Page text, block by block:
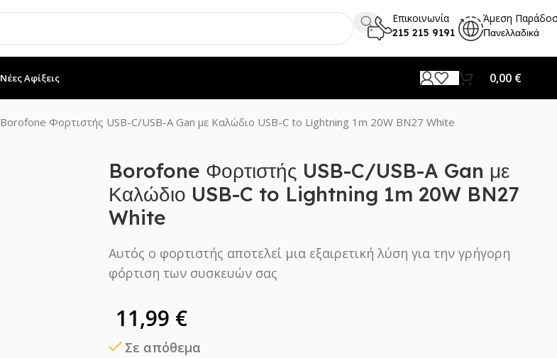
Επικοινωνία
215 215 9191
Άμεση
Πανελλαδικά
Νέες Αφίξεις 0,00 €
Borofone Φορτιστής USB-C/USB-A Gan με Καλώδιο USB-C to Lightning 1m 20W BN27 White
Borofone Φορτιστής USB-C/USB-A Gan με
Καλώδιο USB-C to Lightning 1m 20W BN27
White
Αυτός ο φορτιστής αποτελεί μια εξαιρετική λύση για την γρήγορη
φόρτιση των συσκευών σας
11,99 €
Σε απόθεμα